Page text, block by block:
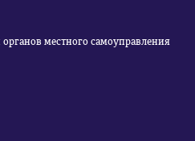
местного самоуправления